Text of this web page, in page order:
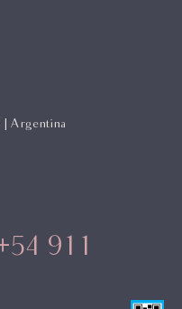
| Argentina
911